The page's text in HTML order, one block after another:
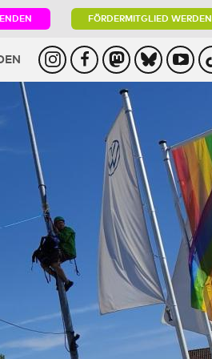
FÖRDERMITGLIED WERDEN